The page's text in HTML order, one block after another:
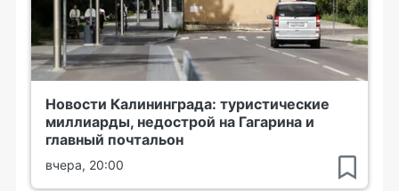
Новости Калининграда: туристические
миллиарды, недострой на Гагарина и
главный почтальон
вчера, 20:00